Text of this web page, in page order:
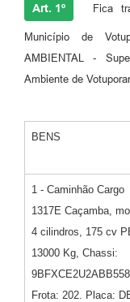
Art. 1º Fica
Município de
AMBIENTAL -
Ambiente de
BENS
1 - Caminhão Cargo
1317E Caçamba,
4 cilindros, 175 cv
13000 Kg, Chassi:
Frota: 202. Placa: